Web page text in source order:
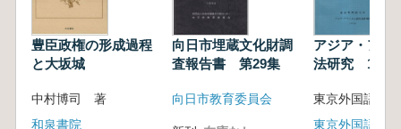
豊臣政権の形成過程
と大坂城
中村博司 著
和泉書院
向日市埋蔵文化財調
査報告書 第29集
向日市教育委員会
アジア・アフ
法研究 1〜